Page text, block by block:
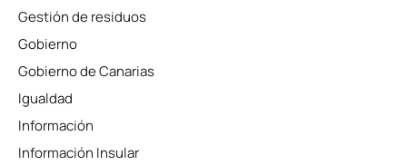
Gestión de residuos
Gobierno
Gobierno de Canarias
Igualdad
Información
Información Insular